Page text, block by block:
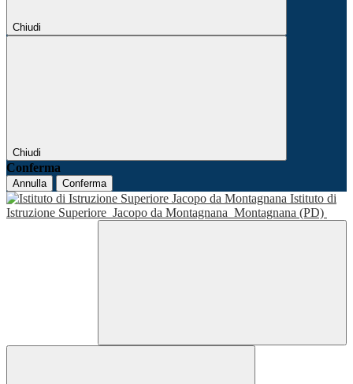
Chiudi
Chiudi
Conferma
Annulla Conferma
Istituto di
Istruzione Superiore Jacopo da Montagnana Montagnana (PD)